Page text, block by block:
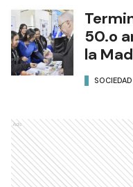
50.o
la
SOCIEDAD
Ads